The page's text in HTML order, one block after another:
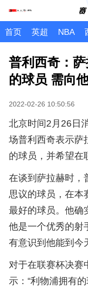
首页 英超 NBA
普利西奇：
的球员 需向
2022-02-26 10:50:56
北京时间2月26日
场普利西奇表示萨
的球员，并希望在
在谈到萨拉赫时，
思议的球员，在本
最好的球员。他确
他是一个优秀的射
有意识到他能到今
对于在联赛杯决赛
示：“利物浦拥有